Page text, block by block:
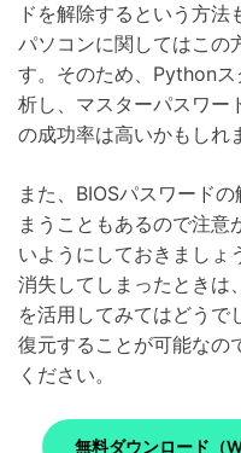
ドを解除するという方
パソコンに関してはこの
す。そのため、Python
析し、マスターパスワー
の成功率は高いかもしれ
また、BIOSパスワード
まうこともあるので注意
いようにしておきましょ
消失してしまったときは、
を活用してみてはどうで
復元することが可能なの
ください。
無料ダウンロード（